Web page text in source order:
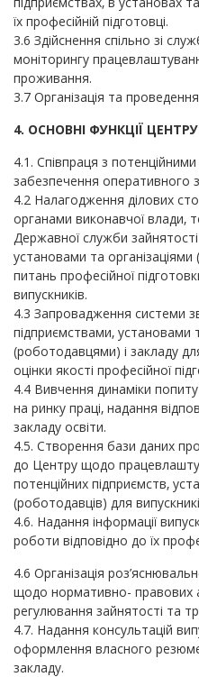
їх професійній підготовці.
3.6 Здійснення спільно зі
моніторингу
проживання.
3.7 Організація та
4. ОСНОВНІ ФУНКЦІЇ ЦЕНТРУ
4.1. Співпраця з
забезпечення оперативного
4.2 Налагодження ділових
органами виконавчої влади,
Державної служби
установами та
питань професійної
випускників.
4.3 Запровадження системи
підприємствами, установами
(роботодавцями) і закладу
оцінки якості професійної
4.4 Вивчення динаміки попиту
на ринку праці, надання
закладу освіти.
4.5. Створення бази даних
до Центру щодо
потенційних підприємств,
(роботодавців) для
4.6. Надання інформації
роботи відповідно до їх
4.6 Організація
щодо нормативно- правових
регулювання зайнятості та
4.7. Надання консультацій
оформлення власного
закладу.